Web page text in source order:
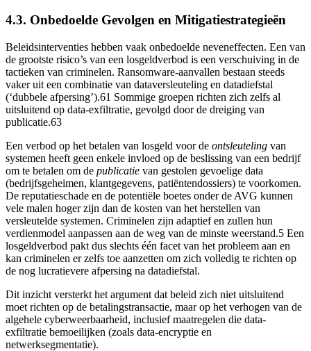
4.3. Onbedoelde Gevolgen en Mitigatiestrategieën
Beleidsinterventies hebben vaak onbedoelde neveneffecten. Een van
de grootste risico’s van een losgeldverbod is een verschuiving in de
tactieken van criminelen. Ransomware-aanvallen bestaan steeds
vaker uit een combinatie van dataversleuteling en datadiefstal
(‘dubbele afpersing’).61 Sommige groepen richten zich zelfs al
uitsluitend op data-exfiltratie, gevolgd door de dreiging van
publicatie.63
Een verbod op het betalen van losgeld voor de ontsleuteling van
systemen heeft geen enkele invloed op de beslissing van een bedrijf
om te betalen om de publicatie van gestolen gevoelige data
(bedrijfsgeheimen, klantgegevens, patiëntendossiers) te voorkomen.
De reputatieschade en de potentiële boetes onder de AVG kunnen
vele malen hoger zijn dan de kosten van het herstellen van
versleutelde systemen. Criminelen zijn adaptief en zullen hun
verdienmodel aanpassen aan de weg van de minste weerstand.5 Een
losgeldverbod pakt dus slechts één facet van het probleem aan en
kan criminelen er zelfs toe aanzetten om zich volledig te richten op
de nog lucratievere afpersing na datadiefstal.
Dit inzicht versterkt het argument dat beleid zich niet uitsluitend
moet richten op de betalingstransactie, maar op het verhogen van de
algehele cyberweerbaarheid, inclusief maatregelen die data-
exfiltratie bemoeilijken (zoals data-encryptie en
netwerksegmentatie).